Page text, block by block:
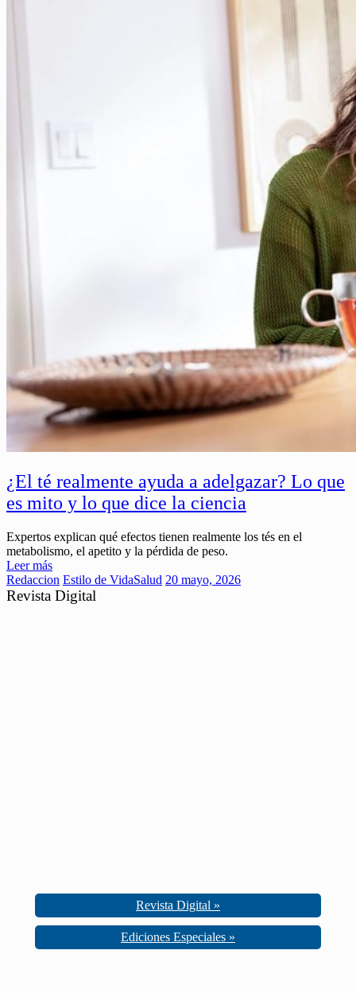
¿El té realmente ayuda a adelgazar? Lo que
es mito y lo que dice la ciencia
Expertos explican qué efectos tienen realmente los tés en el
metabolismo, el apetito y la pérdida de peso.
Leer más
Redaccion Estilo de VidaSalud 20 mayo, 2026
Revista Digital
Revista Digital »
Ediciones Especiales »